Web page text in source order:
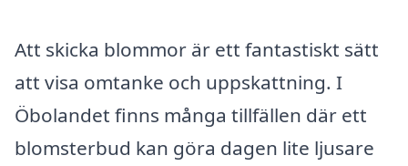
Att skicka blommor är ett fantastiskt sätt
att visa omtanke och uppskattning. I
Öbolandet finns många tillfällen där ett
blomsterbud kan göra dagen lite ljusare